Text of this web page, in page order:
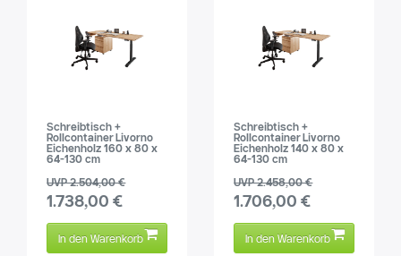
Schreibtisch +
Rollcontainer Livorno
Eichenholz 160 x 80 x
64-130 cm
UVP 2.504,00 €
1.738,00 €
In den Warenkorb
Schreibtisch +
Rollcontainer Livorno
Eichenholz 140 x 80 x
64-130 cm
UVP 2.458,00 €
1.706,00 €
In den Warenkorb